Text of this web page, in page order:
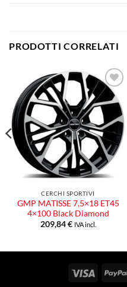
PRODOTTI CORRELATI
Aggiungi
alla lista
dei
desideri
CERCHI SPORTIVI
GMP MATISSE 7,5×18 ET45
4×100 Black Diamond
209,84€ IVA incl.
Visa